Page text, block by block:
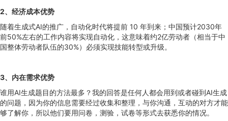
2、经济成本优势
随着生成式AI的推广，自动化时代将提前 10 年到来；中国预计2030年
前50%左右的工作内容将实现自动化，这意味着约2亿劳动者（相当于中
国整体劳动者队伍的30%）必须实现技能转型或升级。
3、内在需求优势
谁用AI生成题目的方法最多？我的回答是任何人都会用到或者碰到AI生成
的问题，因为你的信息需要经过收集和整理，与你沟通，互动的对方才能
够了解你，所以他们要用问卷，测验，试卷等形式去获悉你的情况。